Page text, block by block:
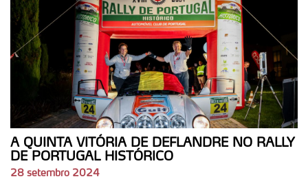
A QUINTA VITÓRIA DE DEFLANDRE NO RALLY
DE PORTUGAL HISTÓRICO
28 setembro 2024